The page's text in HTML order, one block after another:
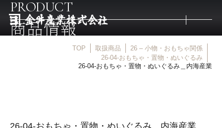
PRODUCT
商品情報
TOP 取扱商品
26 – 小物・おもちゃ関係
26-04-おもちゃ・置物・ぬいぐるみ
26-04-おもちゃ・置物・ぬいぐるみ＿内海産業
26-04-おもちゃ・置物・ぬいぐるみ＿内海産業